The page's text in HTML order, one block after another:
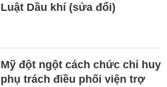
Luật Dầu khí (sửa đổi)
Mỹ đột ngột cách chức chỉ huy
phụ trách điều phối viện trợ